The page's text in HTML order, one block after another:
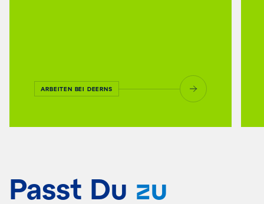
ARBEITEN BEI DEERNS
Passt Du zu